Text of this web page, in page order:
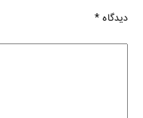
دیدگاه*